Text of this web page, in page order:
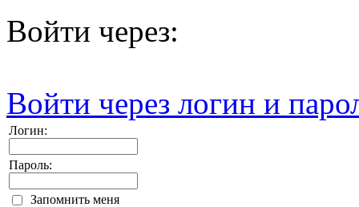
Войти через:
Войти через логин и
Логин:
Пароль:
Запомнить меня